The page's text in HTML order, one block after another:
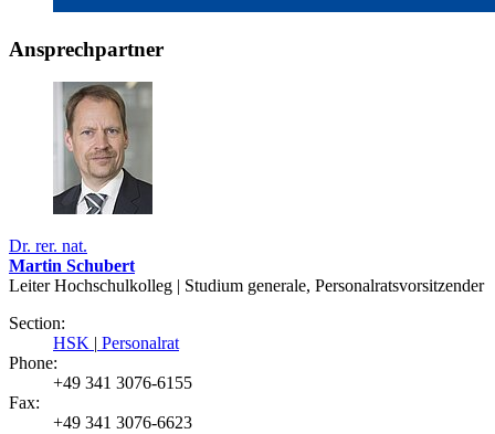
Ansprechpartner
Dr. rer. nat.
Martin Schubert
Leiter Hochschulkolleg | Studium generale, Personalratsvorsitzender
Section:
HSK | Personalrat
Phone:
+49 341 3076-6155
Fax:
+49 341 3076-6623